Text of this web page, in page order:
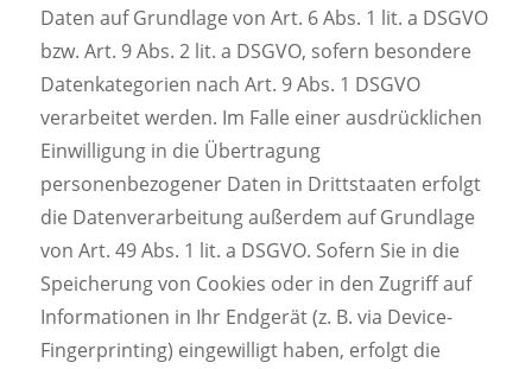
Daten auf Grundlage von Art. 6 Abs. 1 lit. a DSGVO
bzw. Art. 9 Abs. 2 lit. a DSGVO, sofern besondere
Datenkategorien nach Art. 9 Abs. 1 DSGVO
verarbeitet werden. Im Falle einer ausdrücklichen
Einwilligung in die Übertragung
personenbezogener Daten in Drittstaaten erfolgt
die Datenverarbeitung außerdem auf Grundlage
von Art. 49 Abs. 1 lit. a DSGVO. Sofern Sie in die
Speicherung von Cookies oder in den Zugriff auf
Informationen in Ihr Endgerät (z. B. via Device-
Fingerprinting) eingewilligt haben, erfolgt die